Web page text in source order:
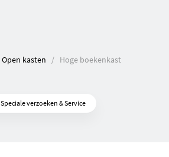
Open kasten Hoge boekenkast
Speciale verzoeken & Service